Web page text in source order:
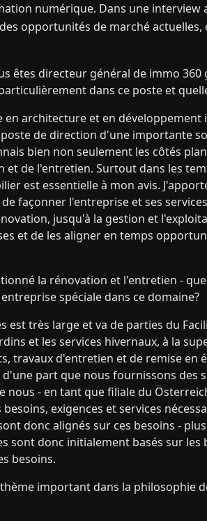
numérique. Dans une interview
opportunités de marché actuelles,
êtes directeur général de immo
dans ce poste et
en architecture et en développement
de direction d'une importante
bien non seulement les côtés
et de l'entretien. Surtout dans les
est essentielle à mon avis.
façonner l'entreprise et ses
jusqu'à la gestion et
et de les aligner en temps
la rénovation et l'entretien -
spéciale dans ce domaine?
est très large et va de parties du
et les services hivernaux, à la
travaux d'entretien et de remise en
part que nous fournissons des
- en tant que filiale du
exigences et services
donc alignés sur ces besoins -
sont donc initialement basés sur les
besoins.
important dans la philosophie